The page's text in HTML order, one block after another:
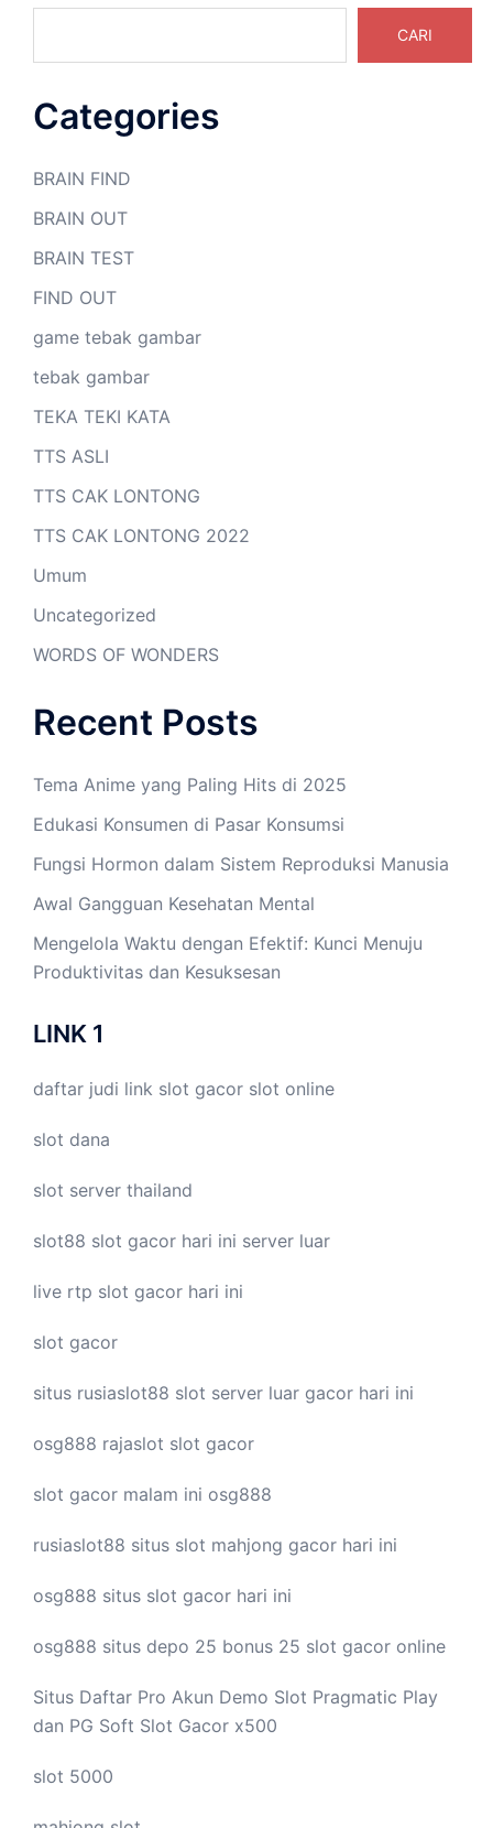
CARI
Categories
BRAIN FIND
BRAIN OUT
BRAIN TEST
FIND OUT
game tebak gambar
tebak gambar
TEKA TEKI KATA
TTS ASLI
TTS CAK LONTONG
TTS CAK LONTONG 2022
Umum
Uncategorized
WORDS OF WONDERS
Recent Posts
Tema Anime yang Paling Hits di 2025
Edukasi Konsumen di Pasar Konsumsi
Fungsi Hormon dalam Sistem Reproduksi Manusia
Awal Gangguan Kesehatan Mental
Mengelola Waktu dengan Efektif: Kunci Menuju
Produktivitas dan Kesuksesan
LINK 1
daftar judi link slot gacor slot online
slot dana
slot server thailand
slot88 slot gacor hari ini server luar
live rtp slot gacor hari ini
slot gacor
situs rusiaslot88 slot server luar gacor hari ini
osg888 rajaslot slot gacor
slot gacor malam ini osg888
rusiaslot88 situs slot mahjong gacor hari ini
osg888 situs slot gacor hari ini
osg888 situs depo 25 bonus 25 slot gacor online
Situs Daftar Pro Akun Demo Slot Pragmatic Play
dan PG Soft Slot Gacor x500
slot 5000